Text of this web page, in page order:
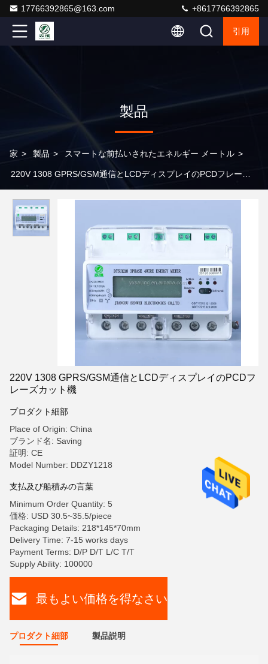
17766392865@163.com +8617766392865
引用
製品
家 > 製品 > スマートな前払いされたエネルギー メートル >
220V 1308 GPRS/GSM通信とLCDディスプレイのPCDフレーズカ
220V 1308 GPRS/GSM通信とLCDディスプレイのPCDフ
レーズカット機
プロダクト細部
Place of Origin: China
ブランド名: Saving
証明: CE
Model Number: DDZY1218
支払及び船積みの言葉
Minimum Order Quantity: 5
価格: USD 30.5~35.5/piece
Packaging Details: 218*145*70mm
Delivery Time: 7-15 works days
Payment Terms: D/P D/T L/C T/T
Supply Ability: 100000
最もよい価格を得なさい
プロダクト細部 製品説明